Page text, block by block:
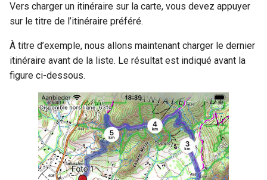
Vers charger un itinéraire sur la carte, vous devez appuyer
sur le titre de l’itinéraire préféré.
À titre d’exemple, nous allons maintenant charger le dernier
itinéraire avant de la liste. Le résultat est indiqué avant la
figure ci-dessous.